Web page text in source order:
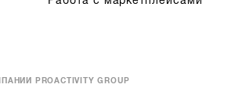
PROACTIVITY GROUP